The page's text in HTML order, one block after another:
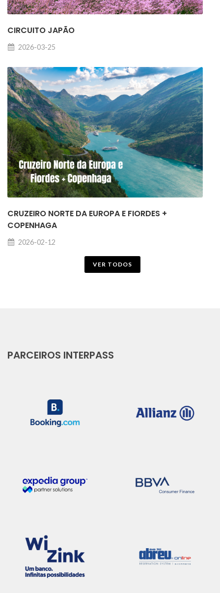
CIRCUITO JAPÃO
2026-03-25
CRUZEIRO NORTE DA EUROPA E FIORDES +
COPENHAGA
2026-02-12
VER TODOS
PARCEIROS INTERPASS